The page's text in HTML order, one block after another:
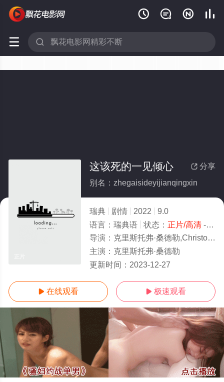
   
 
 分享
这该死的一见倾心
别名：zhegaisideyijianqingxin
瑞典 剧情 2022
9.0
语言： 瑞典语 状态： 正片/高清- 免费在线观看
导演： 克里斯托弗·桑德勒,Christoffer,Sandler
主演： 克里斯托弗·桑德勒
更新时间： 2023-12-27
 在线观看  极速观看